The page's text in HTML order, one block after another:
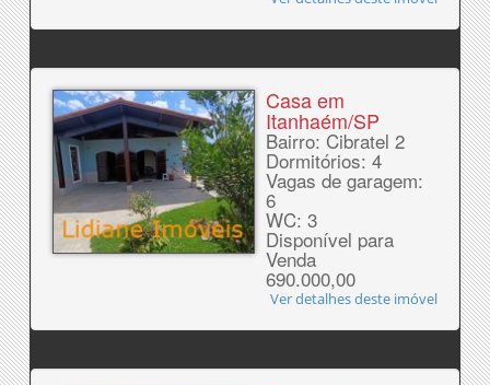
Casa em
Itanhaém/SP
Bairro: Cibratel 2
Dormitórios: 4
Vagas de garagem:
6
WC: 3
Disponível para
Venda
690.000,00
Ver detalhes deste imóvel